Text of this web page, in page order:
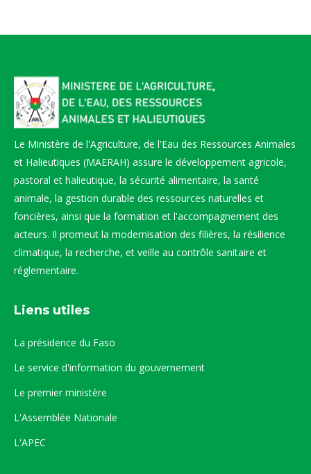
Le Ministère de l'Agriculture, de l'Eau des Ressources Animales
et Halieutiques (MAERAH) assure le développement agricole,
pastoral et halieutique, la sécurité alimentaire, la santé
animale, la gestion durable des ressources naturelles et
foncières, ainsi que la formation et l'accompagnement des
acteurs. Il promeut la modernisation des filières, la résilience
climatique, la recherche, et veille au contrôle sanitaire et
réglementaire.
Liens utiles
La présidence du Faso
Le service d'information du gouvernement
Le premier ministère
L'Assemblée Nationale
L'APEC